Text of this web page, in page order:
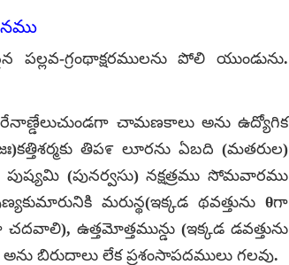
గ్రంథాక్షరములను పోలి యుండును.
రేనాణ్డేలుచుండగా చామణకాలు అను ఉద్యోగిక
తిప೯ లూరను ఏబది (మతరుల)
(పునర్వసు) నక్షత్రము సోమవారము
మరున్థ(ఇక్కడ థవత్తును θగా
ఉత్తమోత్తమున్డు (ఇక్కడ డవత్తును
బిరుదాలు లేక ప్రశంసాపదములు గలవు.